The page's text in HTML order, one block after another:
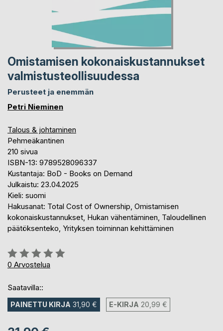
Omistamisen kokonaiskustannukset
valmistusteollisuudessa
Perusteet ja enemmän
Petri Nieminen
Talous & johtaminen
Pehmeäkantinen
210 sivua
ISBN-13: 9789528096337
Kustantaja: BoD - Books on Demand
Julkaistu: 23.04.2025
Kieli: suomi
Hakusanat: Total Cost of Ownership, Omistamisen
kokonaiskustannukset, Hukan vähentäminen, Taloudellinen
päätöksenteko, Yrityksen toiminnan kehittäminen
Arvostelu::
0%
0 Arvostelua
Saatavilla::
PAINETTU KIRJA 31,90 € E-KIRJA 20,99 €